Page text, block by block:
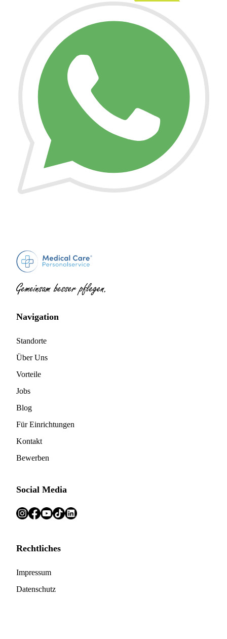
Navigation
Standorte
Über Uns
Vorteile
Jobs
Blog
Für Einrichtungen
Kontakt
Bewerben
Social Media
Rechtliches
Impressum
Datenschutz